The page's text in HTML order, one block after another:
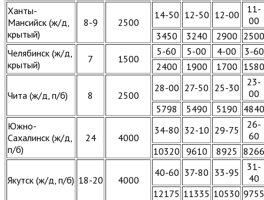
Ханты-
Мансийск (ж/д,
крытый)
8-9 2500
14-50 12-50 12-00
11-
00
3450
3240 2900 2500
Челябинск (ж/д,
крытый)
7 1500
5-60 5-00 4-00
3-60
2400
1900 1700 1580
Чита (ж/д, п/б) 8 2500
28-00 27-50 25-30
23-
00
5798
5490 5190 4840
Южно-
Сахалинск (ж/д,
п/б)
24 4000
34-80 32-10 29-75
26-
60
10320 9610 8925 8266
Якутск (ж/д, п/б) 18-20 4000
40-60 37-80 33-95
31-
40
12175 11335 10530 9755